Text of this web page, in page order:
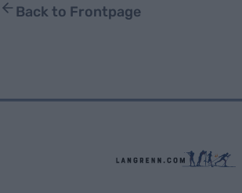
Back to Frontpage